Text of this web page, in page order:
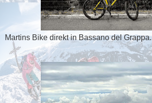
Martins Bike direkt in Bassano del Grappa.